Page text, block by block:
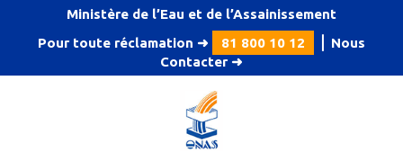
Aller au contenu principal
Ministère de l’Eau et de l’Assainissement
Pour toute réclamation ➜
81 800 10 12
Nous
Contacter ➜